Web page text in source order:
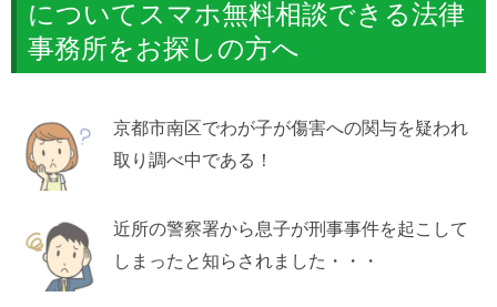
についてスマホ無料相談できる法律
事務所をお探しの方へ
京都市南区でわが子が傷害への関与を疑われ
取り調べ中である！
近所の警察署から息子が刑事事件を起こして
しまったと知らされました・・・